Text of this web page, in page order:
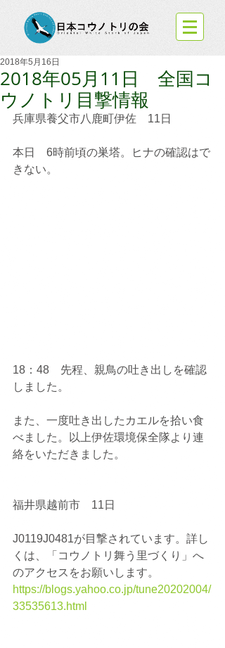
2018年05月11日 全国コ
ウノトリ目撃情報
2018年5月16日
兵庫県養父市八鹿町伊佐　11日
本日　6時前頃の巣塔。ヒナの確認はで
きない。
18：48　先程、親鳥の吐き出しを確認
しました。
また、一度吐き出したカエルを拾い食
べました。以上伊佐環境保全隊より連
絡をいただきました。
福井県越前市　11日
J0119J0481が目撃されています。詳し
くは、「コウノトリ舞う里づくり」へ
のアクセスをお願いします。
https://blogs.yahoo.co.jp/tune20202004/
33535613.html